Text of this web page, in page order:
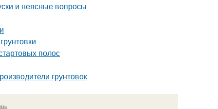
и неясные вопросы
полос
грунтовок